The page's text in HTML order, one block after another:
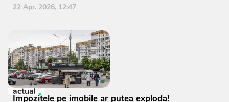
22 Apr. 2026, 12:47
actual
Impozitele pe imobile ar putea exploda!